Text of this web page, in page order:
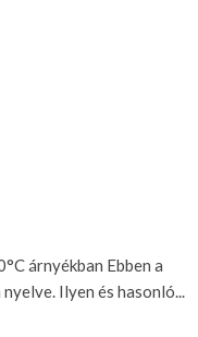
árnyékban Ebben a
Ilyen és hasonló...